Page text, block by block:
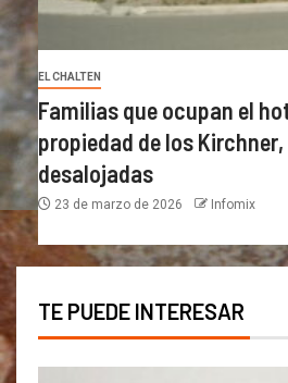
EL CHALTEN
Familias que ocupan el
propiedad de los
desalojadas
23 de marzo de 2026 Infomix
TE PUEDE INTERESAR